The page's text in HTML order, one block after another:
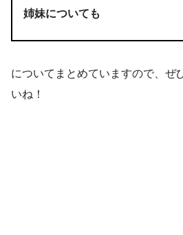
姉妹についても
についてまとめていますので、ぜ
いね！